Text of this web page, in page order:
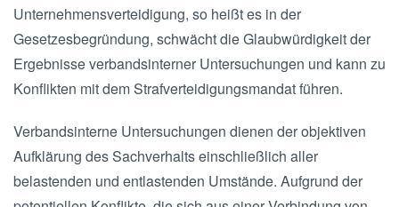
Unternehmensverteidigung, so heißt es in der
Gesetzesbegründung, schwächt die Glaubwürdigkeit der
Ergebnisse verbandsinterner Untersuchungen und kann zu
Konflikten mit dem Strafverteidigungsmandat führen.
Verbandsinterne Untersuchungen dienen der objektiven
Aufklärung des Sachverhalts einschließlich aller
belastenden und entlastenden Umstände. Aufgrund der